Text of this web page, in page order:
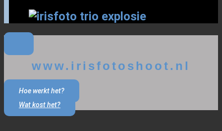
www.irisfotoshoot.nl
Hoe werkt het?
Wat kost het?